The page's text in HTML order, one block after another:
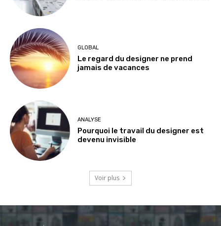
GLOBAL
Le regard du designer ne prend
jamais de vacances
ANALYSE
Pourquoi le travail du designer est
devenu invisible
Voir plus